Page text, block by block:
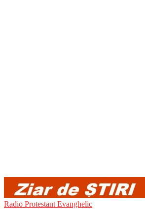
Radio Protestant Evanghelic